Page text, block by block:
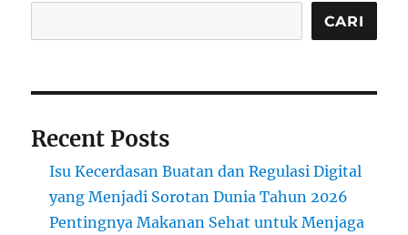
CARI
Recent Posts
Isu Kecerdasan Buatan dan Regulasi Digital
yang Menjadi Sorotan Dunia Tahun 2026
Pentingnya Makanan Sehat untuk Menjaga